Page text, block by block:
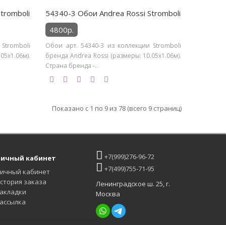
54340-3 Обои Andrea Rossi Stromboli
4800р.
Обои арт. 54340-3 из коллекции Stromboli
бренда Andrea Rossi (размеры: 10.05х1.06м).
Страна бренда -..
Показано с 1 по 9 из 78 (всего 9 страниц)
кабинет
кабинет
заказа
+7(999)276-96-72
+7(499)755-71-95
Ленинградское ш. 25, г.
Москва